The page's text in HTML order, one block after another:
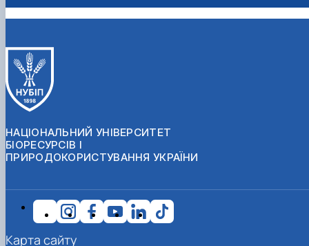
НАЦІОНАЛЬНИЙ УНІВЕРСИТЕТ
БІОРЕСУРСІВ І
ПРИРОДОКОРИСТУВАННЯ УКРАЇНИ
Карта сайту